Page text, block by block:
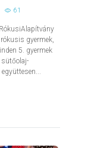
61
gyermek,
5. gyermek